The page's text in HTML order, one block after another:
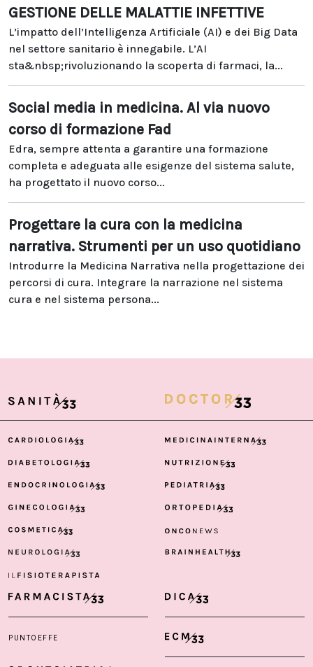
GESTIONE DELLE MALATTIE INFETTIVE
L’impatto dell’Intelligenza Artificiale (AI) e dei Big Data
nel settore sanitario è innegabile. L’AI
sta&nbsp;rivoluzionando la scoperta di farmaci, la...
Social media in medicina. Al via nuovo
corso di formazione Fad
Edra, sempre attenta a garantire una formazione
completa e adeguata alle esigenze del sistema salute,
ha progettato il nuovo corso...
Progettare la cura con la medicina
narrativa. Strumenti per un uso quotidiano
Introdurre la Medicina Narrativa nella progettazione dei
percorsi di cura. Integrare la narrazione nel sistema
cura e nel sistema persona...